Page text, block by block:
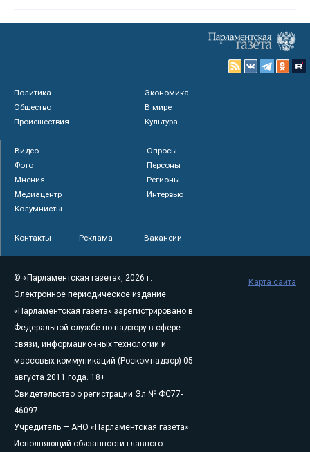
Политика
Экономика
Общество
В мире
Происшествия
Культура
Видео
Опросы
Фото
Персоны
Мнения
Регионы
Медиацентр
Интервью
Колумнисты
Контакты Реклама Вакансии
© «Парламентская газета», 2026 г.
Электронное периодическое издание
«Парламентская газета» зарегистрировано в
Федеральной службе по надзору в сфере
связи, информационных технологий и
массовых коммуникаций (Роскомнадзор) 05
августа 2011 года. 18+
Свидетельство о регистрации Эл № ФС77-
46097
Учредитель — АНО «Парламентская газета»
Исполняющий обязанности главного
Карта сайта